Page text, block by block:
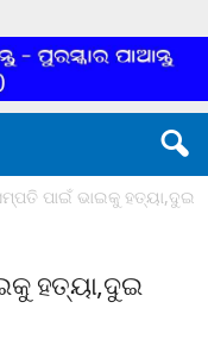
ପାଇଁ ଭାଇକୁ ହତ୍ୟା,ଦୁଇ
ହତ୍ୟା,ଦୁଇ